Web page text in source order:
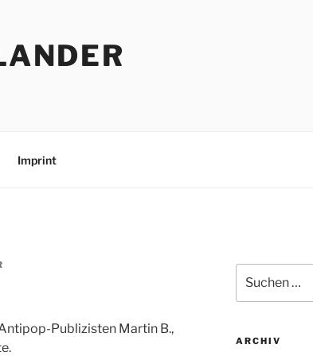
Imprint
Publizisten Martin B.,
nach:
ARCHIV